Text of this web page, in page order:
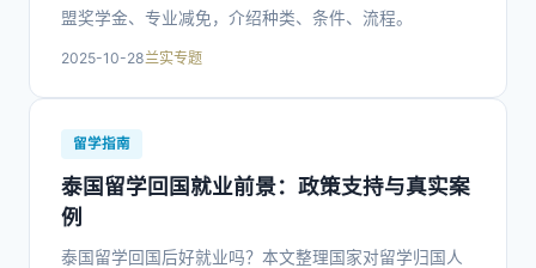
盟奖学金、专业减免，介绍种类、条件、流程。
2025-10-28兰实专题
留学指南
泰国留学回国就业前景：政策支持与真实案
例
泰国留学回国后好就业吗？本文整理国家对留学归国人